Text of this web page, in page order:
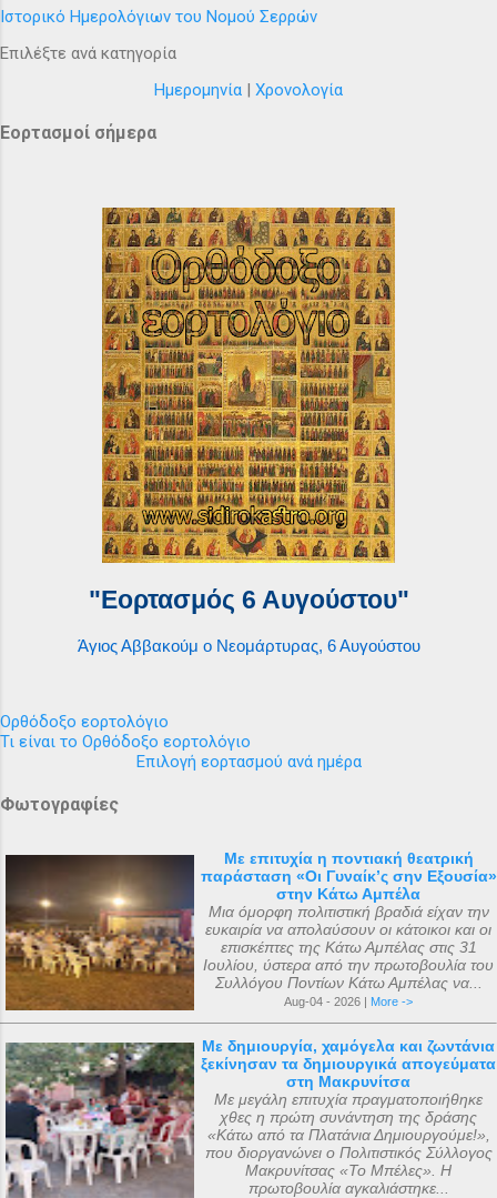
Ιστορικό Ημερολόγιων του Νομού Σερρών
Επιλέξτε ανά κατηγορία
Ημερομηνία | Χρονολογία
Εορτασμοί σήμερα
"Εορτασμός 6 Αυγούστου"
Άγιος Αββακούμ ο Νεομάρτυρας, 6 Αυγούστου
Ορθόδοξο εορτολόγιο
Τι είναι το Ορθόδοξο εορτολόγιο
Επιλογή εορτασμού ανά ημέρα
Φωτογραφίες
Με επιτυχία η ποντιακή θεατρική
παράσταση «Οι Γυναίκ’ς σην Εξουσία»
στην Κάτω Αμπέλα
Μια όμορφη πολιτιστική βραδιά είχαν την
ευκαιρία να απολαύσουν οι κάτοικοι και οι
επισκέπτες της Κάτω Αμπέλας στις 31
Ιουλίου, ύστερα από την πρωτοβουλία του
Συλλόγου Ποντίων Κάτω Αμπέλας να...
Aug-04 - 2026 | More ->
Με δημιουργία, χαμόγελα και ζωντάνια
ξεκίνησαν τα δημιουργικά απογεύματα
στη Μακρυνίτσα
Με μεγάλη επιτυχία πραγματοποιήθηκε
χθες η πρώτη συνάντηση της δράσης
«Κάτω από τα Πλατάνια Δημιουργούμε!»,
που διοργανώνει ο Πολιτιστικός Σύλλογος
Μακρυνίτσας «Το Μπέλες». Η
πρωτοβουλία αγκαλιάστηκε...